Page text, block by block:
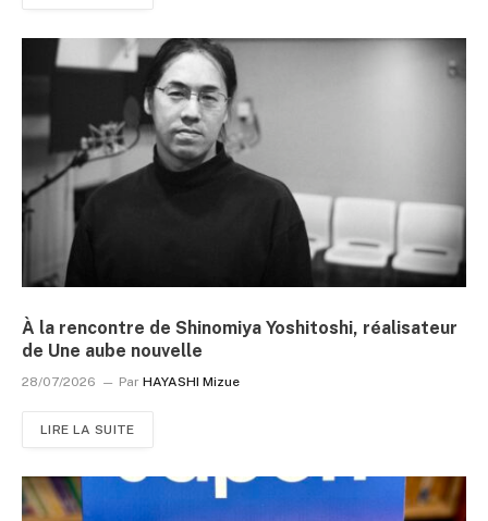
À la rencontre de Shinomiya Yoshitoshi, réalisateur
de Une aube nouvelle
28/07/2026 Par HAYASHI Mizue
LIRE LA SUITE